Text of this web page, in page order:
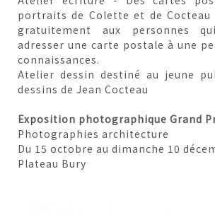
portraits de Colette et de Cocteau
gratuitement aux personnes
adresser une carte postale à une
connaissances.
Atelier dessin destiné au jeune
dessins de Jean Cocteau
Exposition photographique Grand
Photographies architecture
Du 15 octobre au dimanche 10
Plateau Bury